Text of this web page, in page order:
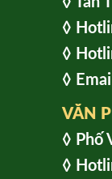
◊
◊
◊
VĂN
◊ Phố
◊